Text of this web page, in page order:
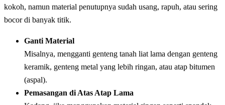
kokoh, namun material penutupnya sudah usang, rapuh, atau sering
bocor di banyak titik.
Ganti Material
Misalnya, mengganti genteng tanah liat lama dengan genteng
keramik, genteng metal yang lebih ringan, atau atap bitumen
(aspal).
Pemasangan di Atas Atap Lama